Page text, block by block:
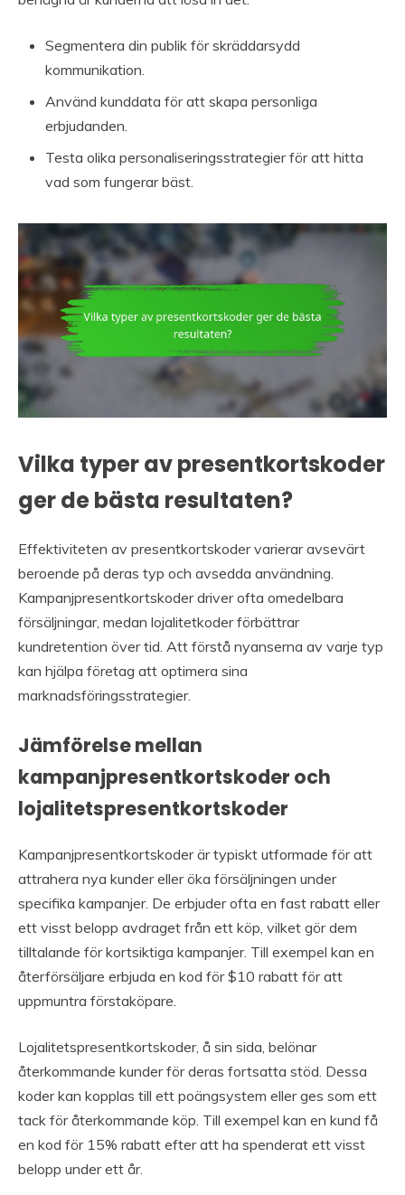
Segmentera din publik för skräddarsydd
kommunikation.
Använd kunddata för att skapa personliga
erbjudanden.
Testa olika personaliseringsstrategier för att hitta
vad som fungerar bäst.
Vilka typer av presentkortskoder
ger de bästa resultaten?
Effektiviteten av presentkortskoder varierar avsevärt
beroende på deras typ och avsedda användning.
Kampanjpresentkortskoder driver ofta omedelbara
försäljningar, medan lojalitetkoder förbättrar
kundretention över tid. Att förstå nyanserna av varje typ
kan hjälpa företag att optimera sina
marknadsföringsstrategier.
Jämförelse mellan
kampanjpresentkortskoder och
lojalitetspresentkortskoder
Kampanjpresentkortskoder är typiskt utformade för att
attrahera nya kunder eller öka försäljningen under
specifika kampanjer. De erbjuder ofta en fast rabatt eller
ett visst belopp avdraget från ett köp, vilket gör dem
tilltalande för kortsiktiga kampanjer. Till exempel kan en
återförsäljare erbjuda en kod för $10 rabatt för att
uppmuntra förstaköpare.
Lojalitetspresentkortskoder, å sin sida, belönar
återkommande kunder för deras fortsatta stöd. Dessa
koder kan kopplas till ett poängsystem eller ges som ett
tack för återkommande köp. Till exempel kan en kund få
en kod för 15% rabatt efter att ha spenderat ett visst
belopp under ett år.